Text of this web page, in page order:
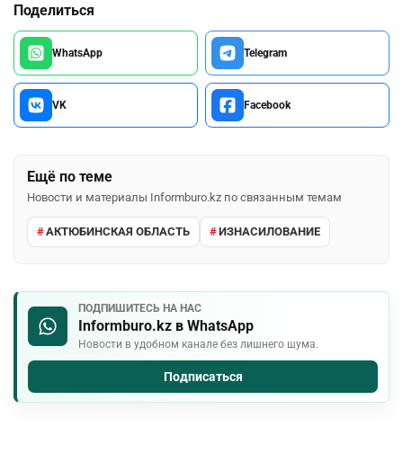
Поделиться
WhatsApp Telegram
VK Facebook
Ещё по теме
Новости и материалы Informburo.kz по связанным темам
АКТЮБИНСКАЯ ОБЛАСТЬ ИЗНАСИЛОВАНИЕ
ПОДПИШИТЕСЬ НА НАС
Informburo.kz в WhatsApp
Новости в удобном канале без лишнего шума.
Подписаться